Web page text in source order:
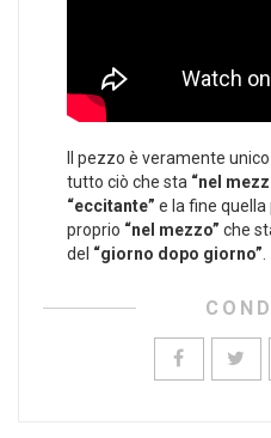
Il pezzo è veramente
tutto ciò che sta “nel
“eccitante” e la fine quella
proprio “nel mezzo” che
del “giorno dopo giorno”.